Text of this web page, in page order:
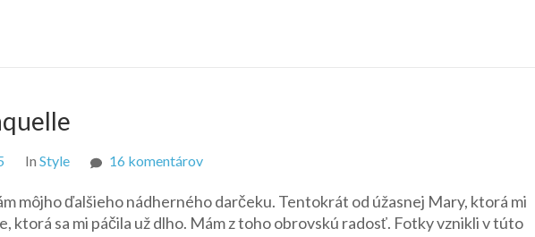
In Style 16 komentárovna
Raquelle
–
môjho ďalšieho nádherného darčeku. Tentokrát od úžasnej Mary, ktorá mi
ktorá sa mi páčila už dlho. Mám z toho obrovskú radosť. Fotky vznikli v túto